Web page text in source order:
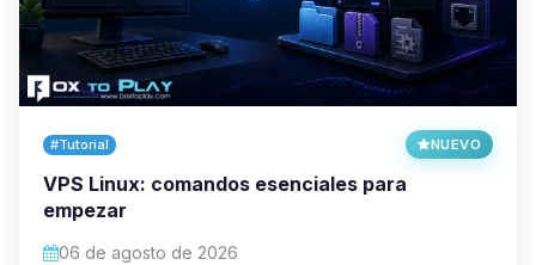
#Tutorial NUEVO
VPS Linux: comandos esenciales para
empezar
06 de agosto de 2026